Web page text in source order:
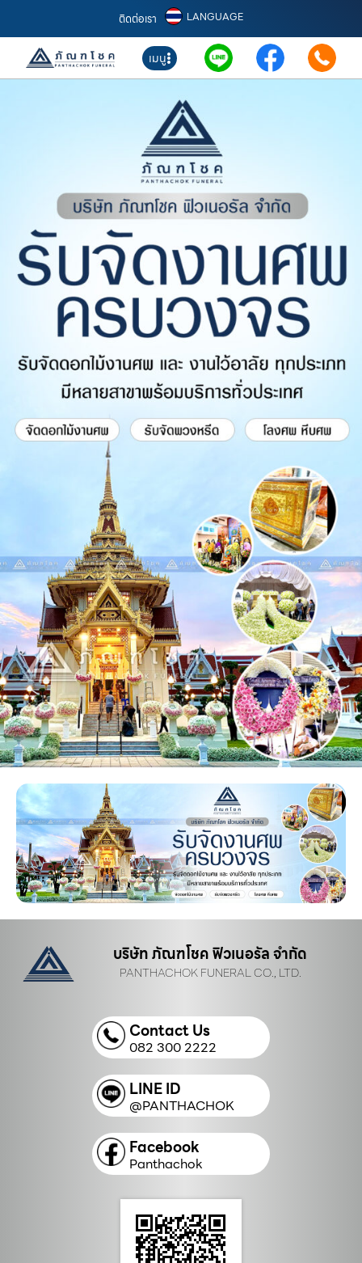
ติดต่อเรา LANGUAGE
เมนู
บริษัท ภัณฑโชค ฟิวเนอรัล จำกัด
PANTHACHOK FUNERAL CO., LTD.
Contact Us
082 300 2222
LINE ID
@PANTHACHOK
Facebook
Panthachok